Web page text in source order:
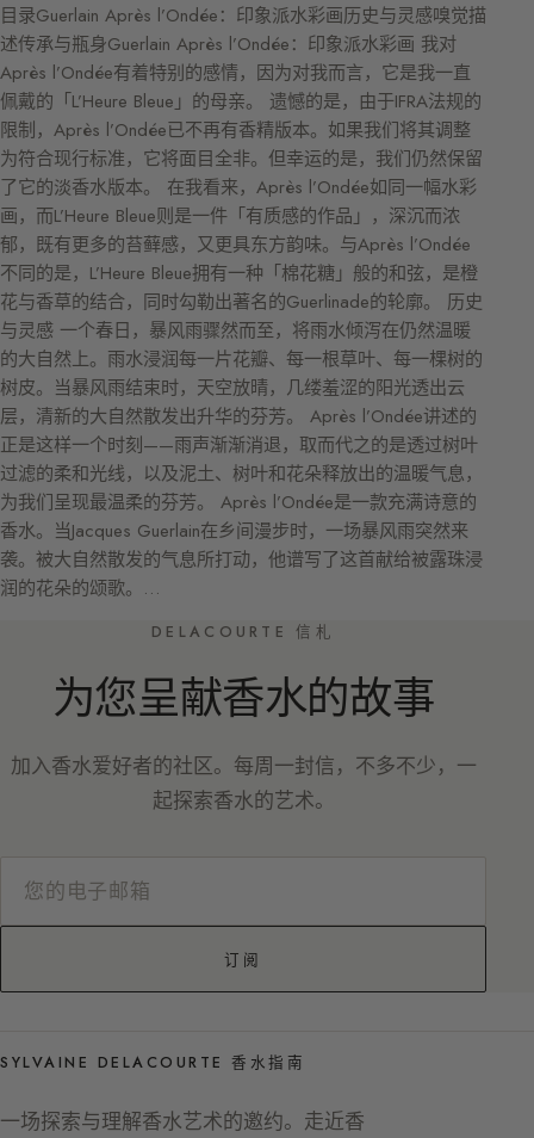
目录Guerlain Après l’Ondée：印象派水彩画历史与灵感嗅觉描
述传承与瓶身Guerlain Après l’Ondée：印象派水彩画 我对
Après l’Ondée有着特别的感情，因为对我而言，它是我一直
佩戴的「L’Heure Bleue」的母亲。 遗憾的是，由于IFRA法规的
限制，Après l’Ondée已不再有香精版本。如果我们将其调整
为符合现行标准，它将面目全非。但幸运的是，我们仍然保留
了它的淡香水版本。 在我看来，Après l’Ondée如同一幅水彩
画，而L’Heure Bleue则是一件「有质感的作品」，深沉而浓
郁，既有更多的苔藓感，又更具东方韵味。与Après l’Ondée
不同的是，L’Heure Bleue拥有一种「棉花糖」般的和弦，是橙
花与香草的结合，同时勾勒出著名的Guerlinade的轮廓。 历史
与灵感 一个春日，暴风雨骤然而至，将雨水倾泻在仍然温暖
的大自然上。雨水浸润每一片花瓣、每一根草叶、每一棵树的
树皮。当暴风雨结束时，天空放晴，几缕羞涩的阳光透出云
层，清新的大自然散发出升华的芬芳。 Après l’Ondée讲述的
正是这样一个时刻——雨声渐渐消退，取而代之的是透过树叶
过滤的柔和光线，以及泥土、树叶和花朵释放出的温暖气息，
为我们呈现最温柔的芬芳。 Après l’Ondée是一款充满诗意的
香水。当Jacques Guerlain在乡间漫步时，一场暴风雨突然来
袭。被大自然散发的气息所打动，他谱写了这首献给被露珠浸
润的花朵的颂歌。…
DELACOURTE 信札
为您呈献香水的故事
加入香水爱好者的社区。每周一封信，不多不少，一
起探索香水的艺术。
订阅
SYLVAINE DELACOURTE 香水指南
一场探索与理解香水艺术的邀约。走近香